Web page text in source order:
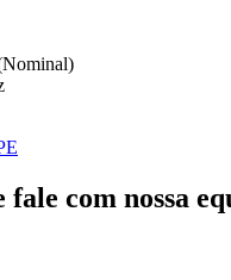
com nossa